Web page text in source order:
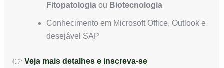
Fitopatologiaou Biotecnologia
Conhecimento em Microsoft Office, Outlook e
desejável SAP
👉 Veja mais detalhes e inscreva-se